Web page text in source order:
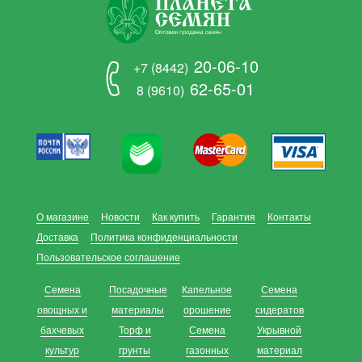
+7 (8442) 20-06-10
8 (9610) 62-65-01
О магазине Новости Как купить Гарантия
Контакты
Доставка
Политика конфиденциальности
Пользовательское соглашение
Семена
овощных и
бахчевых
культур
Посадочные
материалы
Торф и
грунты
Капельное
орошение
Семена
газонных
Семена
сидератов
Укрывной
материал